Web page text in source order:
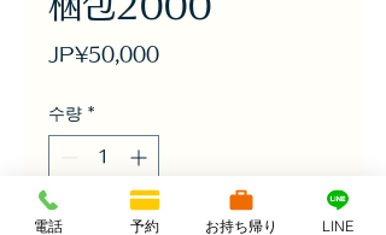
JP¥50,000가
수량 *
電話 予約 お持ち帰り LINE